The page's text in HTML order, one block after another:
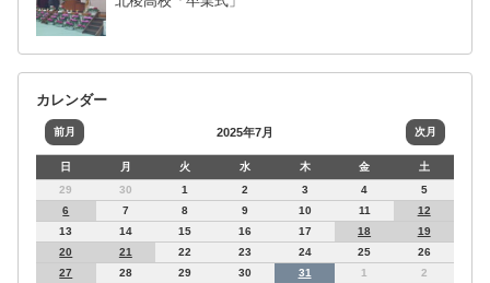
カレンダー
前月 2025年7月 次月
日 月 火 水 木 金
土
29
30 1 2 3 4
5
6
7 8 9 10 11
12
13
14 15 16 17 18
19
20
21 22 23 24 25
26
27
28 29 30 31 1 2